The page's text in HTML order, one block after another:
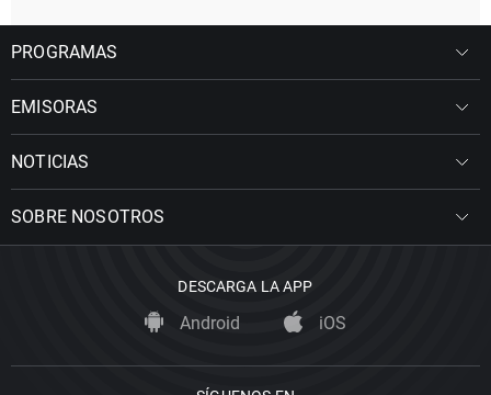
PROGRAMAS
EMISORAS
NOTICIAS
SOBRE NOSOTROS
DESCARGA LA APP
Android iOS